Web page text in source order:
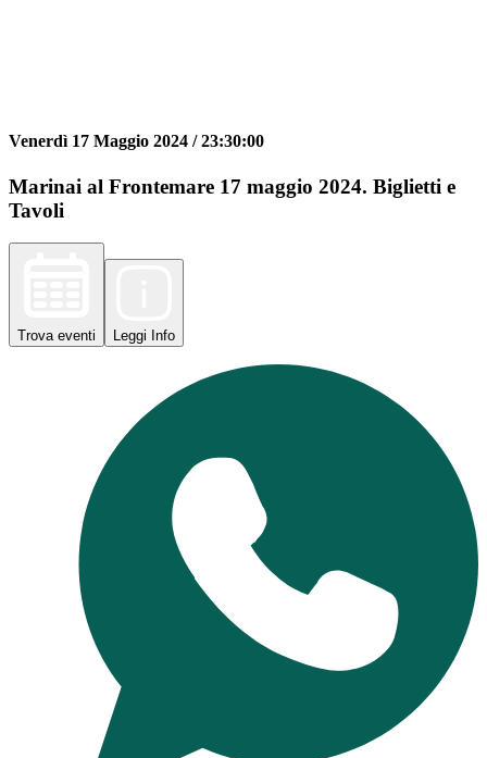
Venerdì 17 Maggio 2024 /23:30:00
Marinai al Frontemare 17 maggio 2024. Biglietti e
Tavoli
Trova eventi Leggi Info